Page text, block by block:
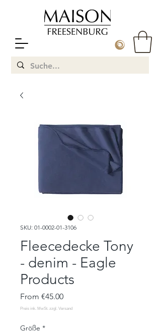
SKU: 01-0002-01-3106
Fleecedecke Tony
- denim - Eagle
Products
From €45.00Sale
Price
Größe *